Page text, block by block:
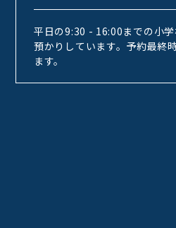
平日の9:30 - 16:00までの小
預かりしています。予約最終
ます。